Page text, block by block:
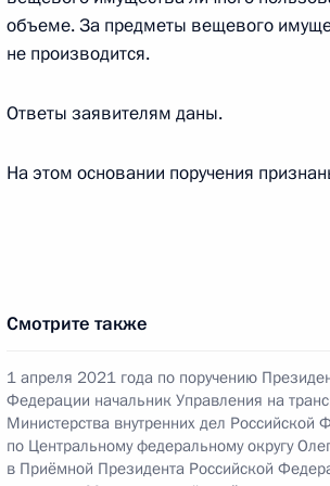
16 ноября 2016 года, 16:12
О ходе исполнения поручения,
Президента Российской
28 сентября 2016 года, среда
Продлён контроль исполнения
в режиме видео-конференц-связи
объеме. За предметы вещевого
не производится.
Ответы заявителям даны.
На этом основании поручения
Смотрите также
1 апреля 2021 года по поручению
Федерации начальник Управления на
Министерства внутренних дел Российской
по Центральному федеральному округу
в Приёмной Президента Российской